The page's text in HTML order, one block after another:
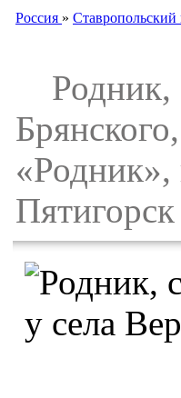
Россия » Ставропольский
Родник,
«Родник»,